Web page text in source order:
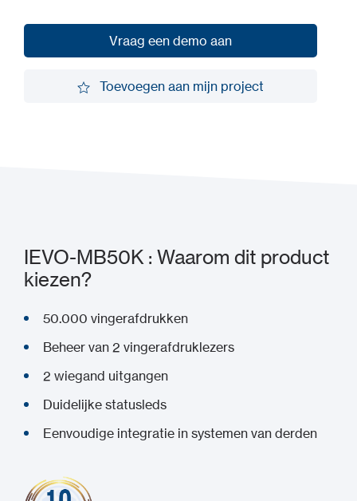
Vraag een demo aan
Toevoegen aan mijn project
IEVO-MB50K : Waarom dit product
kiezen?
50.000 vingerafdrukken
Beheer van 2 vingerafdruklezers
2 wiegand uitgangen
Duidelijke statusleds
Eenvoudige integratie in systemen van derden